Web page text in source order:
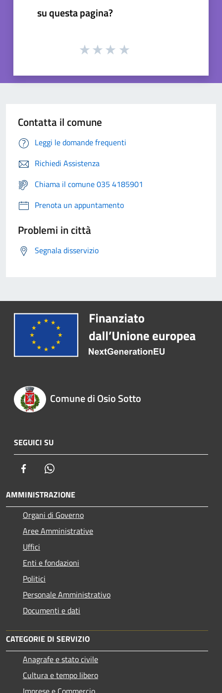
su questa pagina?
Contatta il comune
Leggi le domande frequenti
Richiedi Assistenza
Chiama il comune 035 4185901
Prenota un appuntamento
Problemi in città
Segnala disservizio
Comune di Osio Sotto
SEGUICI SU
Facebook
AMMINISTRAZIONE
Organi di Governo
Aree Amministrative
Uffici
Enti e fondazioni
Politici
Personale Amministrativo
Documenti e dati
CATEGORIE DI SERVIZIO
Anagrafe e stato civile
Cultura e tempo libero